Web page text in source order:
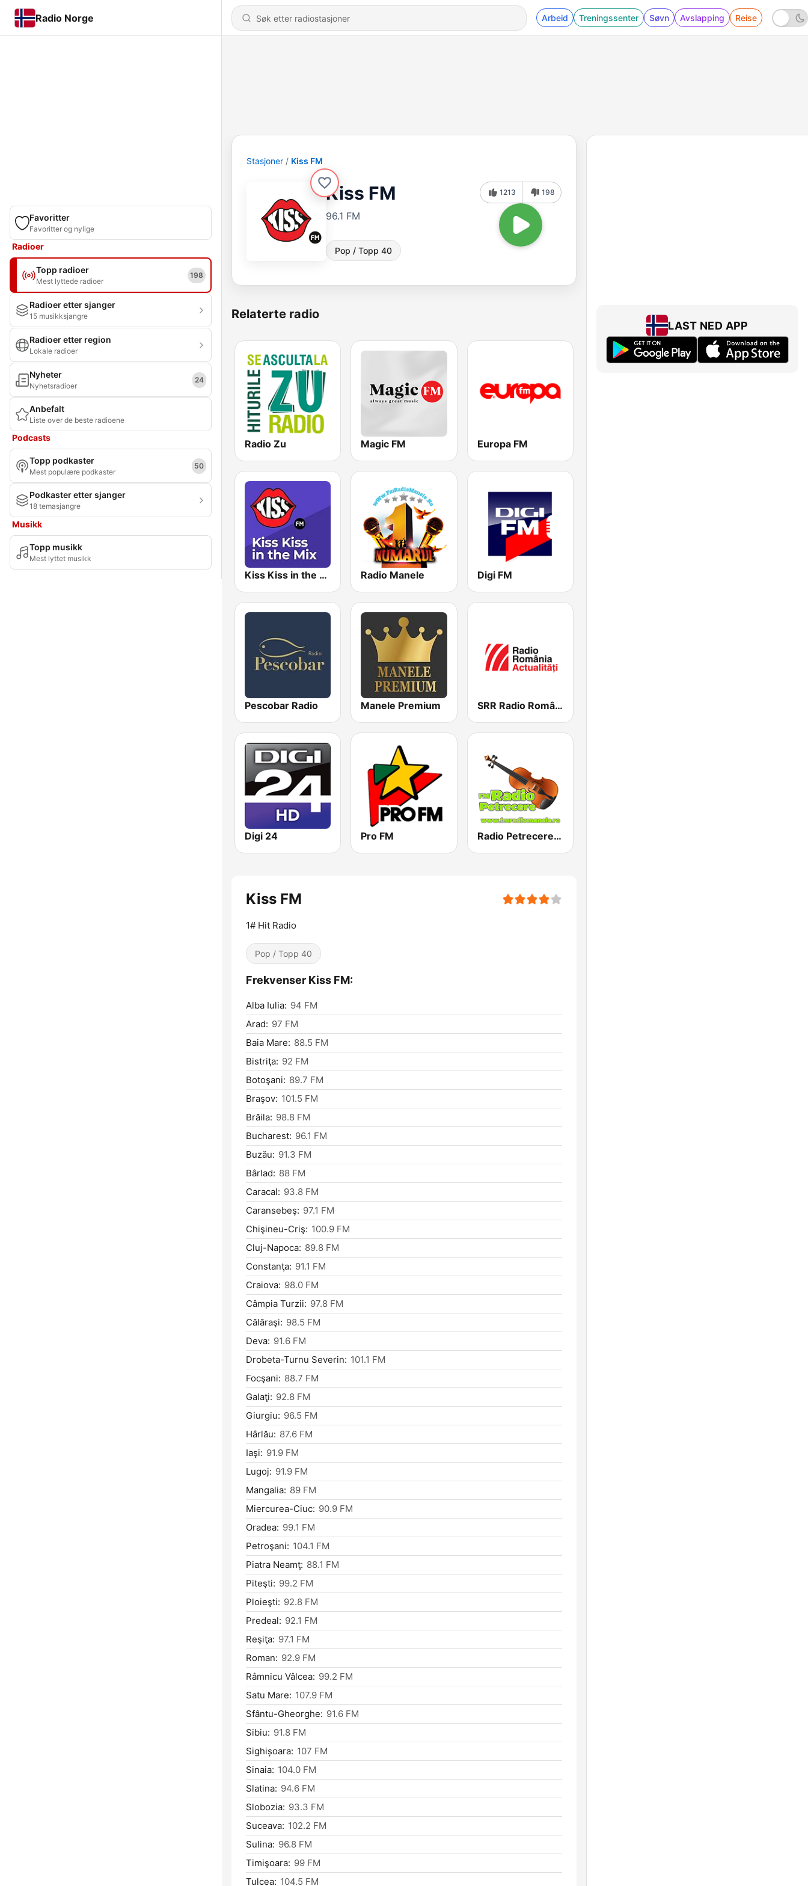
Radio Norge Arbeid Treningssenter Søvn Avslapping Reise
Favoritter
Favoritter og nylige
Radioer
Topp radioer
Mest lyttede radioer
198
Radioer etter sjanger
15 musikksjangre
Radioer etter region
Lokale radioer
Nyheter
Nyhetsradioer
24
Anbefalt
Liste over de beste radioene
Podcasts
Topp podkaster
Mest populære podkaster
50
Podkaster etter sjanger
18 temasjangre
Musikk
Topp musikk
Mest lyttet musikk
Stasjoner Kiss FM
Kiss FM
96.1 FM
Pop / Topp 40
1213 198
Relaterte radio
Radio Zu Magic FM Europa FM
Kiss Kiss in the Mix Radio Radio Manele Digi FM
Pescobar Radio Manele Premium SRR Radio România Actualităţi
Digi 24 Pro FM Radio Petrecere Romania
Kiss FM
1# Hit Radio
Pop / Topp 40
Frekvenser Kiss FM:
Alba Iulia: 94 FM
Arad: 97 FM
Baia Mare: 88.5 FM
Bistriţa: 92 FM
Botoşani: 89.7 FM
Braşov: 101.5 FM
Brăila: 98.8 FM
Bucharest: 96.1 FM
Buzău: 91.3 FM
Bârlad: 88 FM
Caracal: 93.8 FM
Caransebeş: 97.1 FM
Chişineu-Criş: 100.9 FM
Cluj-Napoca: 89.8 FM
Constanţa: 91.1 FM
Craiova: 98.0 FM
Câmpia Turzii: 97.8 FM
Călăraşi: 98.5 FM
Deva: 91.6 FM
Drobeta-Turnu Severin: 101.1 FM
Focşani: 88.7 FM
Galaţi: 92.8 FM
Giurgiu: 96.5 FM
Hârlău: 87.6 FM
Iaşi: 91.9 FM
Lugoj: 91.9 FM
Mangalia: 89 FM
Miercurea-Ciuc: 90.9 FM
Oradea: 99.1 FM
Petroşani: 104.1 FM
Piatra Neamţ: 88.1 FM
Piteşti: 99.2 FM
Ploieşti: 92.8 FM
Predeal: 92.1 FM
Reşiţa: 97.1 FM
Roman: 92.9 FM
Râmnicu Vâlcea: 99.2 FM
Satu Mare: 107.9 FM
Sfântu-Gheorghe: 91.6 FM
Sibiu: 91.8 FM
Sighișoara: 107 FM
Sinaia: 104.0 FM
Slatina: 94.6 FM
Slobozia: 93.3 FM
Suceava: 102.2 FM
Sulina: 96.8 FM
Timişoara: 99 FM
Tulcea: 104.5 FM
LAST NED APP